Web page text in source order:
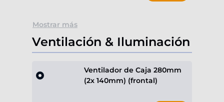
Mostrar más
Ventilación & Iluminación
Ventilador de Caja 280mm
(2x 140mm) (frontal)